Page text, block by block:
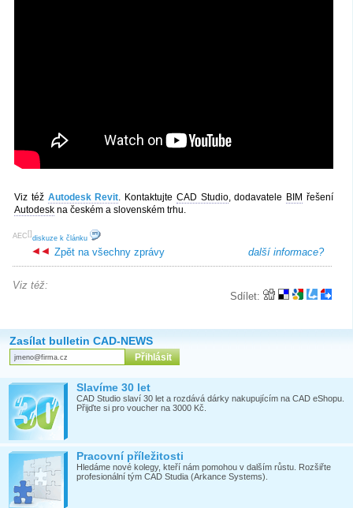
Viz též Autodesk Revit. Kontaktujte CAD Studio, dodavatele BIM řešení
Autodesk na českém a slovenském trhu.
[
AEC ]
diskuze k článku
další informace?
Zpět na všechny zprávy
Sdílet:
Viz též:
Zasílat bulletin CAD-NEWS
Slavíme 30 let
CAD Studio slaví 30 let a rozdává dárky nakupujícím na CAD eShopu.
Přijďte si pro voucher na 3000 Kč.
Pracovní příležitosti
Hledáme nové kolegy, kteří nám pomohou v dalším růstu. Rozšiřte
profesionální tým CAD Studia (Arkance Systems).